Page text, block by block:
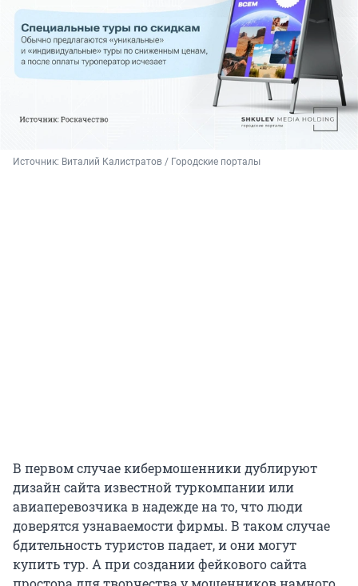
Источник: Виталий Калистратов / Городские порталы
В первом случае кибермошенники дублируют
дизайн сайта известной туркомпании или
авиаперевозчика в надежде на то, что люди
доверятся узнаваемости фирмы. В таком случае
бдительность туристов падает, и они могут
купить тур. А при создании фейкового сайта